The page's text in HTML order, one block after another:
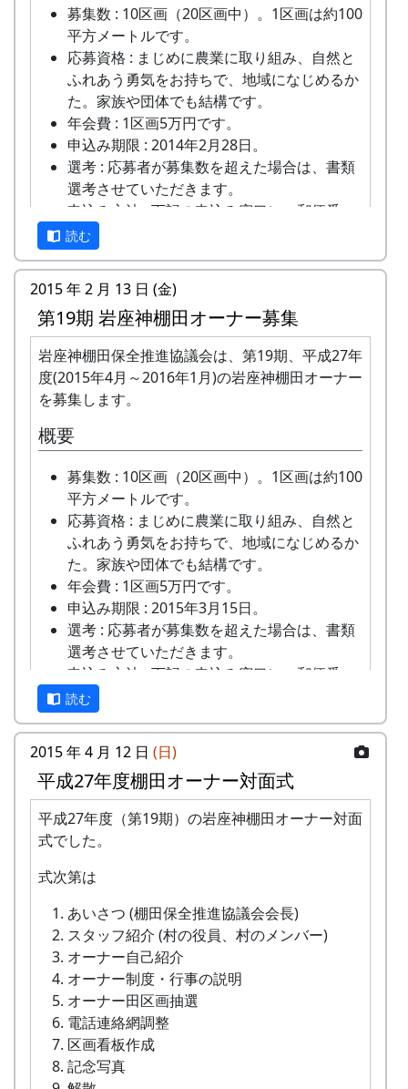
崩れた石垣 (2013-09-02 11:45:25)
募集数 : 10区画（20区画中）。1区画は約100
平方メートルです。
応募資格 : まじめに農業に取り組み、自然と
ふれあう勇気をお持ちで、地域になじめるか
た。家族や団体でも結構です。
年会費 : 1区画5万円です。
申込み期限 : 2014年2月28日。
選考 : 応募者が募集数を超えた場合は、書類
選考させていただきます。
申込み方法 : 下記の申込み窓口に、郵便番
号、住所、氏名、電話番号を明記して、FAX
またはメールでお申込み下さい。 折り返し、
詳しい内容と「申し込みアンケート」をお送
りいたしますので、申し込みアンケートをご
返送ください。
「申込みアンケート(PDF)」をご利用下さっ
てもかまいません。
申込み・お問合せの窓口
岩座神棚田保全推進協議会事務局
MAIL : mailaddress
担当 : XX
田植祭 (2013-05-12)
岩座神棚田オーナーの特典
一から十までプロの指導を受け、減農薬栽培
収穫した米を全部お持ち帰りいただけます。
(100平方メートルの収穫収量は玄米で約30キ
ロです。) 清流の里、岩座神地区のコシヒカ
リは特においしいと評判です。
田すき、田ごしらえ、水管理、病害虫対策(3
回程度)、施肥、脱穀、乾燥、籾すりなどは
地元農家で担当します。
実りの時期には、かかしを立てることができ
読む
2015 年 2 月 13 日 (金)
第19期 岩座神棚田オーナー募集
岩座神棚田保全推進協議会は、第19期、平成27年
度(2015年4月～2016年1月)の岩座神棚田オーナー
を募集します。
概要
募集数 : 10区画（20区画中）。1区画は約100
平方メートルです。
応募資格 : まじめに農業に取り組み、自然と
ふれあう勇気をお持ちで、地域になじめるか
た。家族や団体でも結構です。
年会費 : 1区画5万円です。
申込み期限 : 2015年3月15日。
選考 : 応募者が募集数を超えた場合は、書類
選考させていただきます。
申込み方法 : 下記の申込み窓口に、郵便番
号、住所、氏名、電話番号を明記して、FAX
またはメールでお申込み下さい。 折り返し、
詳しい内容と「申し込みアンケート」をお送
りいたしますので、申し込みアンケートをご
返送ください。
「申込みアンケート(PDF)」をご利用下さっ
てもかまいません。
FAX: XXXX-XX-XXXX
MAIL : mailaddress
担当 : XX
読む
2015 年 4 月 12 日 (日)
平成27年度棚田オーナー対面式
平成27年度（第19期）の岩座神棚田オーナー対面
式でした。
式次第は
あいさつ (棚田保全推進協議会会長)
スタッフ紹介 (村の役員、村のメンバー)
オーナー自己紹介
オーナー制度・行事の説明
オーナー田区画抽選
電話連絡網調整
区画看板作成
記念写真